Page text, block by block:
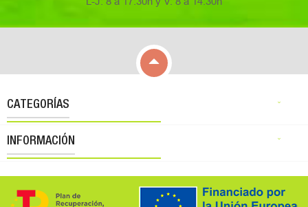

CATEGORÍAS 
INFORMACIÓN 